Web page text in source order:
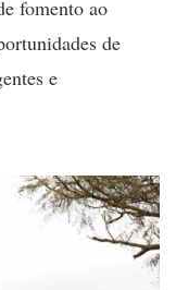
fomento ao
de
e